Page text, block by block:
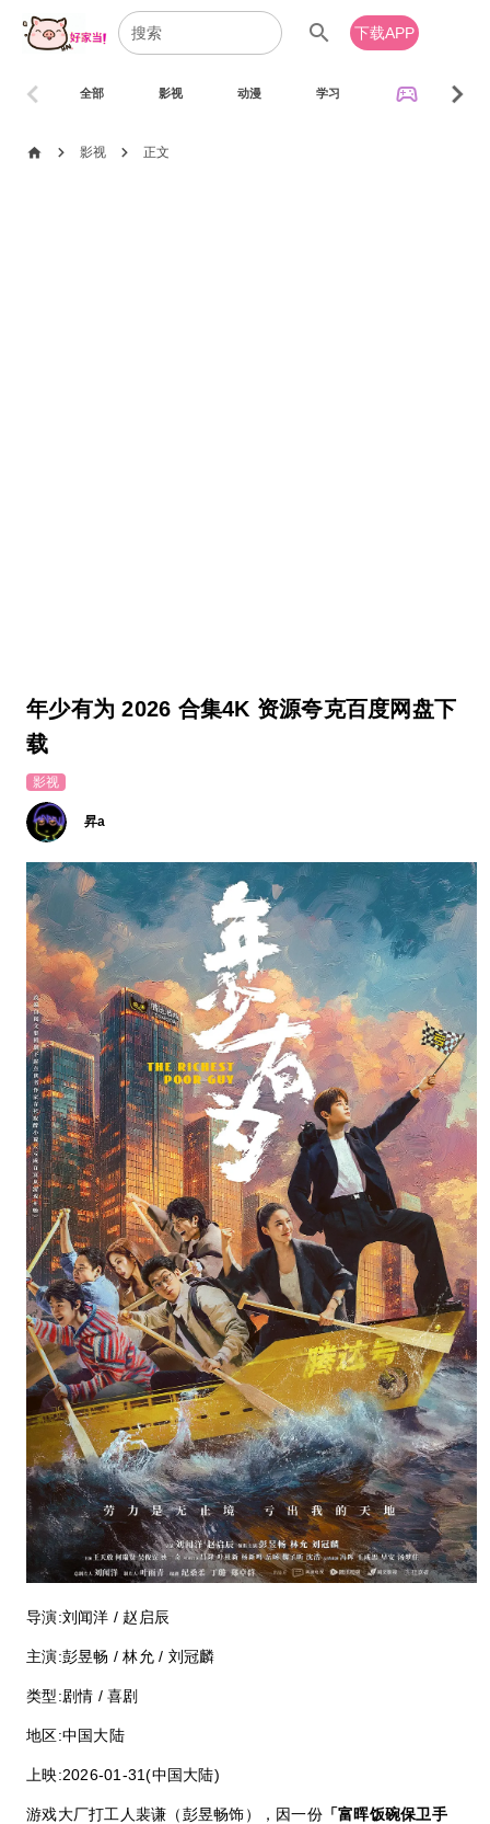
search 下载APP
全部 影视 动漫 学习 sports_esports
chevron_left chevron_right
home chevron_right 影视 chevron_right 正文
年少有为 2026 合集4K 资源夸克百度网盘下
载
影视
昇a
导演:刘闻洋 / 赵启辰
主演:彭昱畅 / 林允 / 刘冠麟
类型:剧情 / 喜剧
地区:中国大陆
上映:2026-01-31(中国大陆)
游戏大厂打工人裴谦（彭昱畅饰），因一份「富晖饭碗保卫手